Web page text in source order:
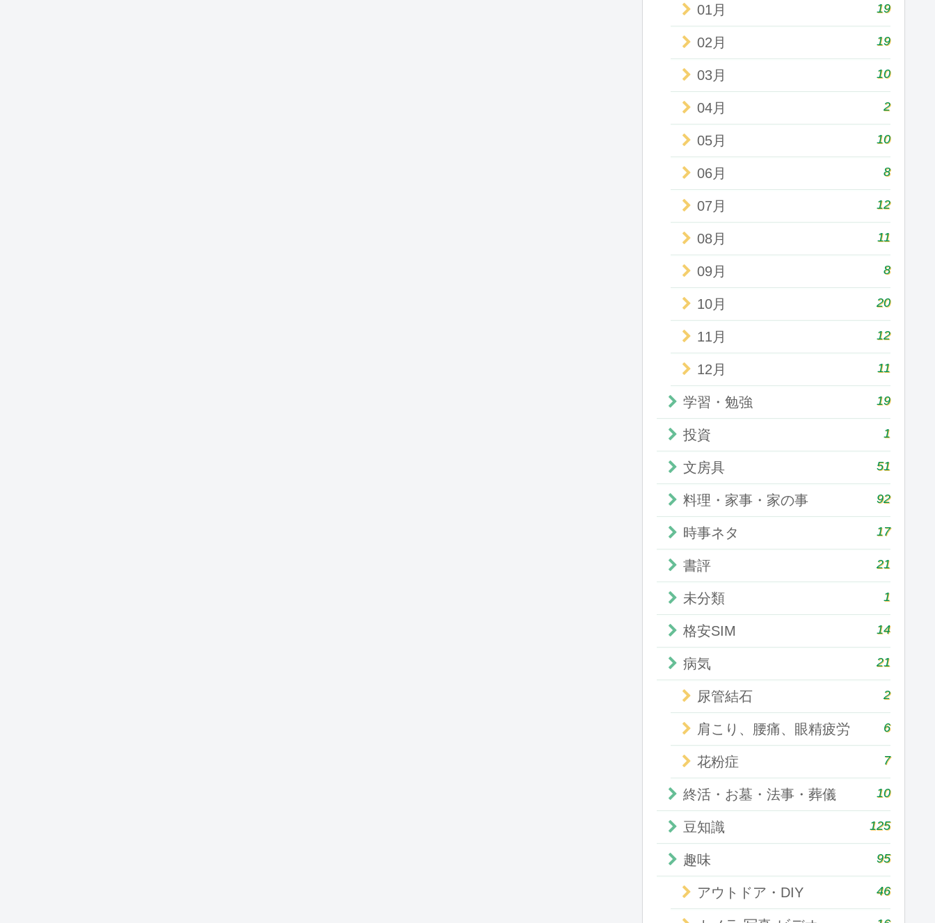
01月 19
02月 19
03月 10
04月 2
05月 10
06月 8
07月 12
08月 11
09月 8
10月 20
11月 12
12月 11
学習・勉強 19
投資 1
文房具 51
料理・家事・家の事 92
時事ネタ 17
書評 21
未分類 1
格安SIM 14
病気 21
尿管結石 2
肩こり、腰痛、眼精疲労 6
花粉症 7
終活・お墓・法事・葬儀 10
豆知識 125
趣味 95
アウトドア・DIY 46